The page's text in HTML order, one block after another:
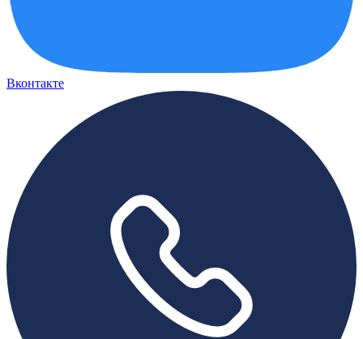
Вконтакте